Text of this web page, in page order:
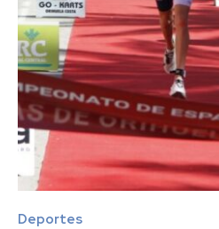
Deportes